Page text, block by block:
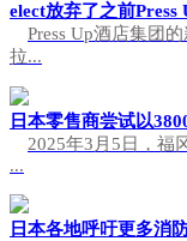
elect放弃了之前Press
Press Up酒店集团
拉...
日本零售商尝试以
2025年3月5日，福
...
日本各地呼吁更多消